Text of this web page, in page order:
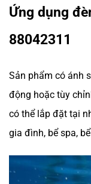
Ứng dụng
88042311
Sản phẩm có ánh
động hoặc tùy
có thể lắp đặt tại
gia đình, bể spa,